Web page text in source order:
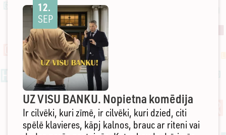
UZ VISU BANKU. Nopietna komēdija
Ir cilvēki, kuri zīmē, ir cilvēki, kuri dzied, citi
spēlē klavieres, kāpj kalnos, brauc ar riteni vai
12.
SEP